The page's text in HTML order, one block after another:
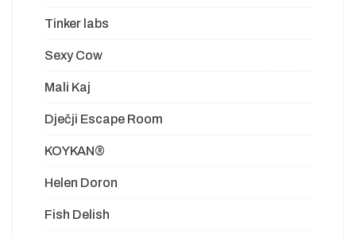
Tinker labs
Sexy Cow
Mali Kaj
Dječji Escape Room
KOYKAN®
Helen Doron
Fish Delish